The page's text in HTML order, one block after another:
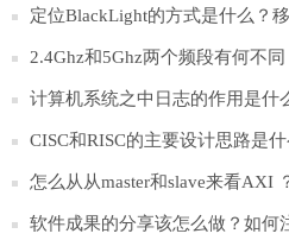
定位BlackLight的方式是什么？
么？
2.4Ghz和5Ghz两个频段有何不
计算机系统之中日志的作用是什
什么？
CISC和RISC的主要设计思路是
怎么从从master和slave来看AXI
软件成果的分享该怎么做？如何